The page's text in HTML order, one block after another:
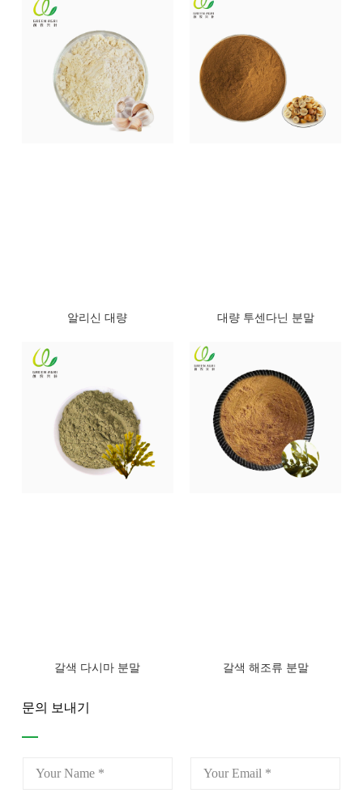
알리신 대량 대량 투센다닌 분말
갈색 다시마 분말 갈색 해조류 분말
문의 보내기